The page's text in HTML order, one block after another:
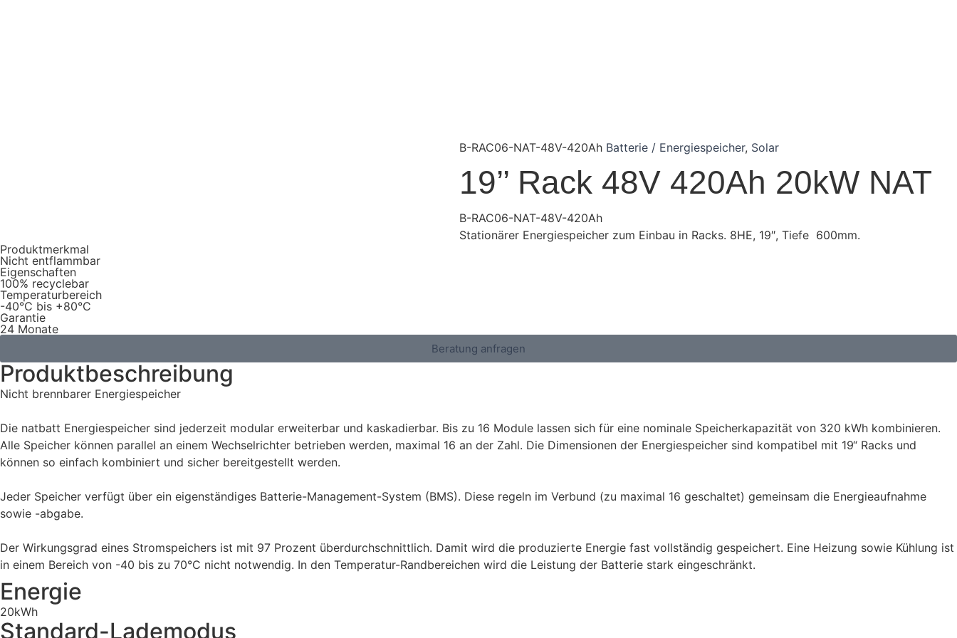
B-RAC06-NAT-48V-420Ah Batterie / Energiespeicher, Solar
19’’ Rack 48V 420Ah 20kW NAT
B-RAC06-NAT-48V-420Ah
Stationärer Energiespeicher zum Einbau in Racks. 8HE, 19″, Tiefe 600mm.
Produktmerkmal
Nicht entflammbar
Eigenschaften
100% recyclebar
Temperaturbereich
-40°C bis +80°C
Garantie
24 Monate
Beratung anfragen
Produktbeschreibung
Nicht brennbarer Energiespeicher
Die natbatt Energiespeicher sind jederzeit modular erweiterbar und kaskadierbar. Bis zu 16 Module lassen sich für eine nominale Speicherkapazität von 320 kWh kombinieren.
Alle Speicher können parallel an einem Wechselrichter betrieben werden, maximal 16 an der Zahl. Die Dimensionen der Energiespeicher sind kompatibel mit 19“ Racks und
können so einfach kombiniert und sicher bereitgestellt werden.
Jeder Speicher verfügt über ein eigenständiges Batterie-Management-System (BMS). Diese regeln im Verbund (zu maximal 16 geschaltet) gemeinsam die Energieaufnahme
sowie -abgabe.
Der Wirkungsgrad eines Stromspeichers ist mit 97 Prozent überdurchschnittlich. Damit wird die produzierte Energie fast vollständig gespeichert. Eine Heizung sowie Kühlung ist
in einem Bereich von -40 bis zu 70°C nicht notwendig. In den Temperatur-Randbereichen wird die Leistung der Batterie stark eingeschränkt.
Energie
20kWh
Standard-Lademodus